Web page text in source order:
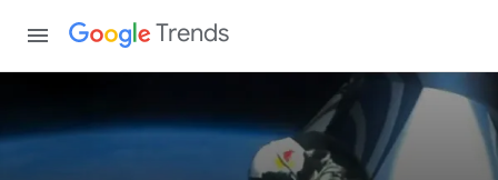
Trends